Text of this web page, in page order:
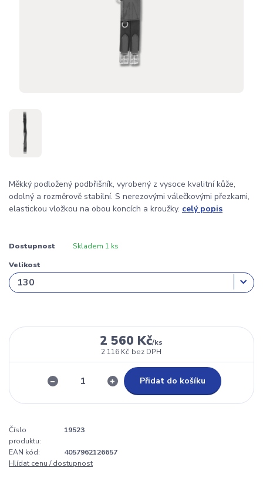
Měkký podložený podbřišník, vyrobený z vysoce kvalitní kůže,
odolný a rozměrově stabilní. S nerezovými válečkovými přezkami,
elastickou vložkou na obou koncích a kroužky. celý popis
Dostupnost Skladem 1 ks
Velikost
2 560 Kč/ks
2 116 Kč bez DPH
Přidat do košíku
Číslo
produktu:
19523
EAN kód:
4057962126657
Hlídat cenu / dostupnost